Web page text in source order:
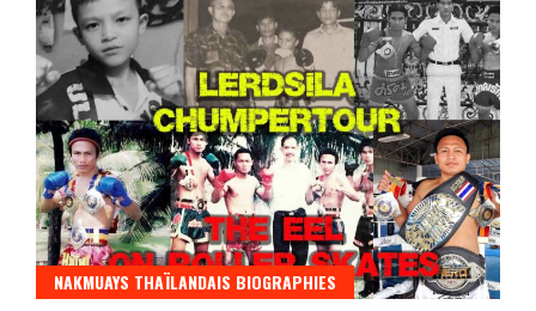
NAKMUAYS THAÏLANDAIS BIOGRAPHIES